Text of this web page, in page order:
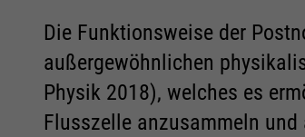
Die Funktionsweise der
außergewöhnlichen
Physik 2018), welches es
Flusszelle anzusammeln
Notwendig
Cookie Informationen anzeigen
Notwendig
Cookie Informationen anzeigen